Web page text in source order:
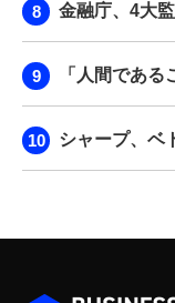
金融庁、4大
「人間であ
シャープ、ベ